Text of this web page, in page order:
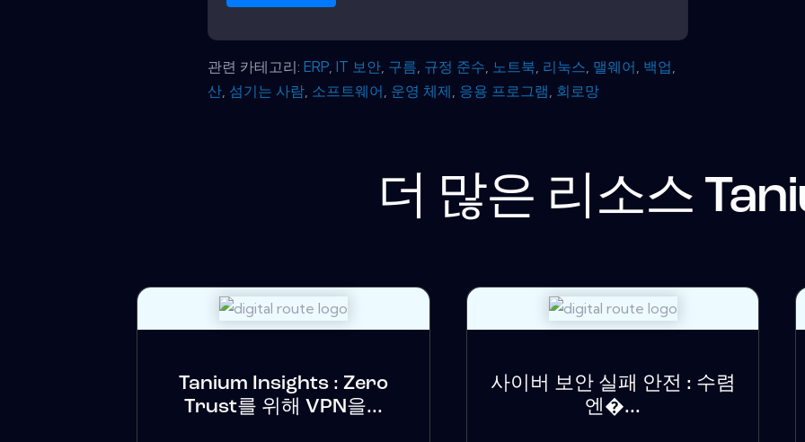
관련 카테고리:ERP,IT 보안, 구름, 규정 준수, 노트북, 리눅스, 맬웨어, 백업,
산, 섬기는 사람, 소프트웨어, 운영 체제, 응용 프로그램, 회로망
더 많은 리소스
Tanium Insights : Zero
Trust를 위해 VPN을...
사이버 보안 실패 안전 : 수렴
엔�...